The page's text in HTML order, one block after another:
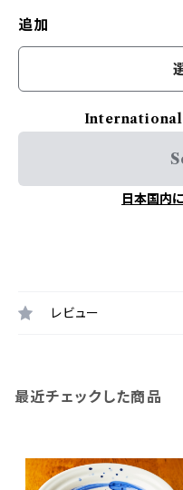
追加
日本国内
レビュー
最近チェックした商品